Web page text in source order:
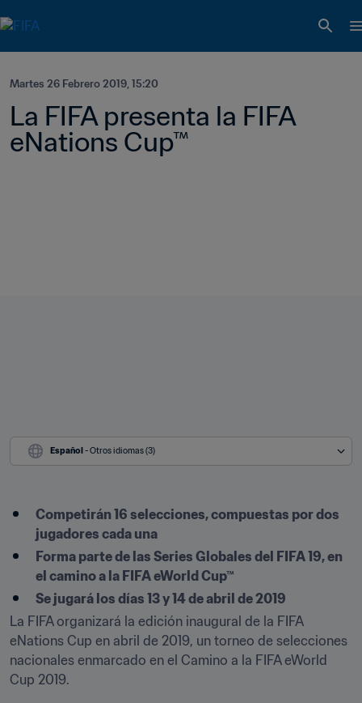
Martes 26 Febrero 2019, 15:20
La FIFA presenta la FIFA
eNations Cup™
Español - Otros idiomas (3)
Competirán 16 selecciones, compuestas por dos
jugadores cada una
Forma parte de las Series Globales del FIFA 19, en
el camino a la FIFA eWorld Cup™
Se jugará los días 13 y 14 de abril de 2019
La FIFA organizará la edición inaugural de la FIFA
eNations Cup en abril de 2019, un torneo de selecciones
nacionales enmarcado en el Camino a la FIFA eWorld
Cup 2019.